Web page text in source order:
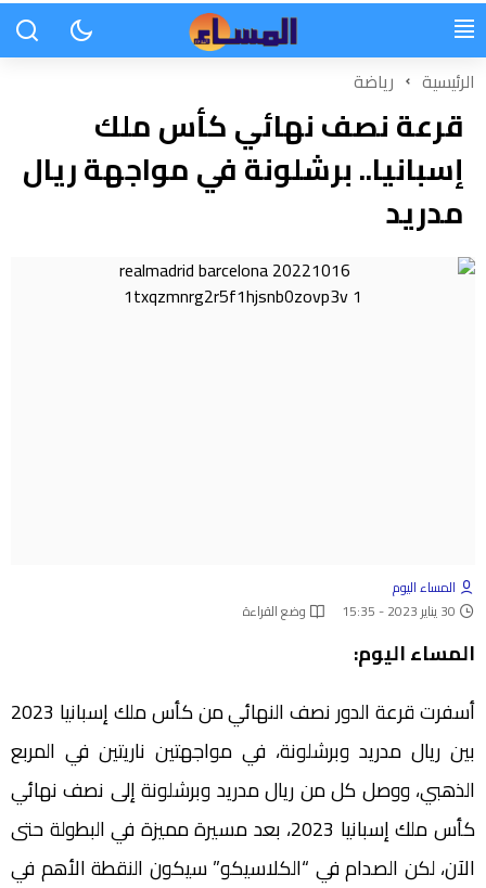
الرئيسية رياضة
قرعة نصف نهائي كأس ملك
إسبانيا.. برشلونة في مواجهة ريال
مدريد
المساء اليوم
30 يناير 2023 - 15:35
وضع القراءة
المساء اليوم:
أسفرت قرعة الدور نصف النهائي من كأس ملك إسبانيا 2023
بين ريال مدريد وبرشلونة، في مواجهتين ناريتين في المربع
الذهبي، ووصل كل من ريال مدريد وبرشلونة إلى نصف نهائي
كأس ملك إسبانيا 2023، بعد مسيرة مميزة في البطولة حتى
الآن، لكن الصدام في “الكلاسيكو” سيكون النقطة الأهم في